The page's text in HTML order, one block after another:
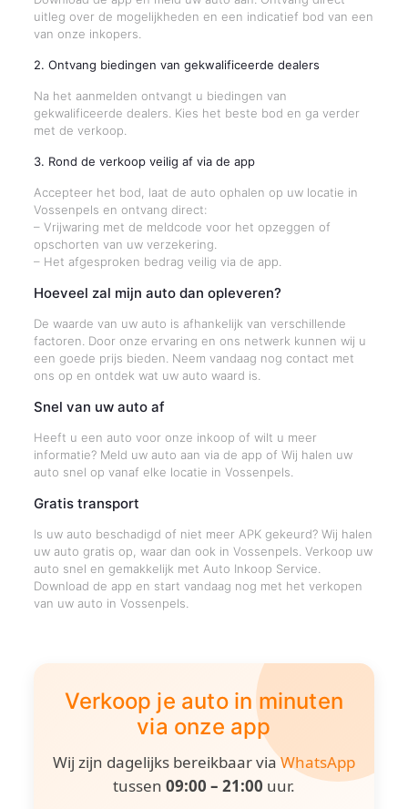
uitleg over de mogelijkheden en een indicatief bod van een
van onze inkopers.
2. Ontvang biedingen van gekwalificeerde dealers
Na het aanmelden ontvangt u biedingen van
gekwalificeerde dealers. Kies het beste bod en ga verder
met de verkoop.
3. Rond de verkoop veilig af via de app
Accepteer het bod, laat de auto ophalen op uw locatie in
Vossenpels en ontvang direct:
– Vrijwaring met de meldcode voor het opzeggen of
opschorten van uw verzekering.
– Het afgesproken bedrag veilig via de app.
Hoeveel zal mijn auto dan opleveren?
De waarde van uw auto is afhankelijk van verschillende
factoren. Door onze ervaring en ons netwerk kunnen wij u
een goede prijs bieden. Neem vandaag nog contact met
ons op en ontdek wat uw auto waard is.
Snel van uw auto af
Heeft u een auto voor onze inkoop of wilt u meer
informatie? Meld uw auto aan via de app of Wij halen uw
auto snel op vanaf elke locatie in Vossenpels.
Gratis transport
Is uw auto beschadigd of niet meer APK gekeurd? Wij halen
uw auto gratis op, waar dan ook in Vossenpels. Verkoop uw
auto snel en gemakkelijk met Auto Inkoop Service.
Download de app en start vandaag nog met het verkopen
van uw auto in Vossenpels.
Verkoop je auto in minuten
via onze app
Wij zijn dagelijks bereikbaar viaWhatsApp
tussen 09:00 – 21:00 uur.